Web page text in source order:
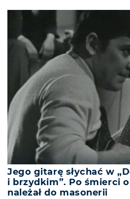
Jego gitarę słychać w
i brzydkim”. Po śmierci
należał do masonerii